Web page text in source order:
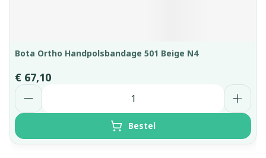
Bota Ortho Handpolsbandage 501 Beige N4
€ 67,10
Aantal
Bestel